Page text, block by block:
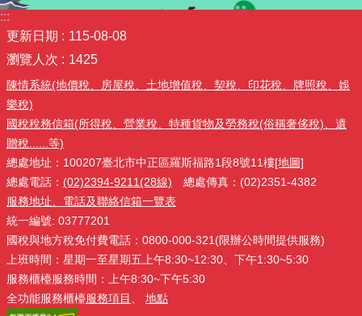
:::
更新日期
115-08-08
瀏覽人次
1425
陳情系統(地價稅、房屋稅、土地增值稅、契稅、印花稅、牌照稅、娛
樂稅)
國稅稅務信箱(所得稅、營業稅、特種貨物及勞務稅(俗稱奢侈稅)、遺
贈稅......等)
總處地址：100207臺北市中正區羅斯福路1段8號11樓[地圖]
總處電話： (02)2394-9211(28線) 總處傳真：(02)2351-4382
服務地址、電話及聯絡信箱一覽表
統一編號: 03777201
國稅與地方稅免付費電話：0800-000-321(限辦公時間提供服務)
上班時間：星期一至星期五上午8:30~12:30、下午1:30~5:30
服務櫃檯服務時間：上午8:30~下午5:30
全功能服務櫃檯服務項目 地點